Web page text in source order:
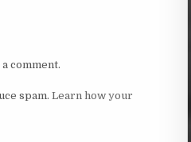
comment.
spam.Learn how your